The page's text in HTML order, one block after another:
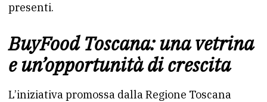
presenti.
BuyFood Toscana: una vetrina
e un’opportunità di crescita
L’iniziativa promossa dalla Regione Toscana